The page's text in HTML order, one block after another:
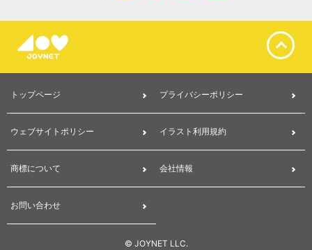
トップページ プライバシーポリシー
ウェブサイトポリシー イラスト利用規約
商標について 会社情報
お問い合わせ
© JOYNET LLC.